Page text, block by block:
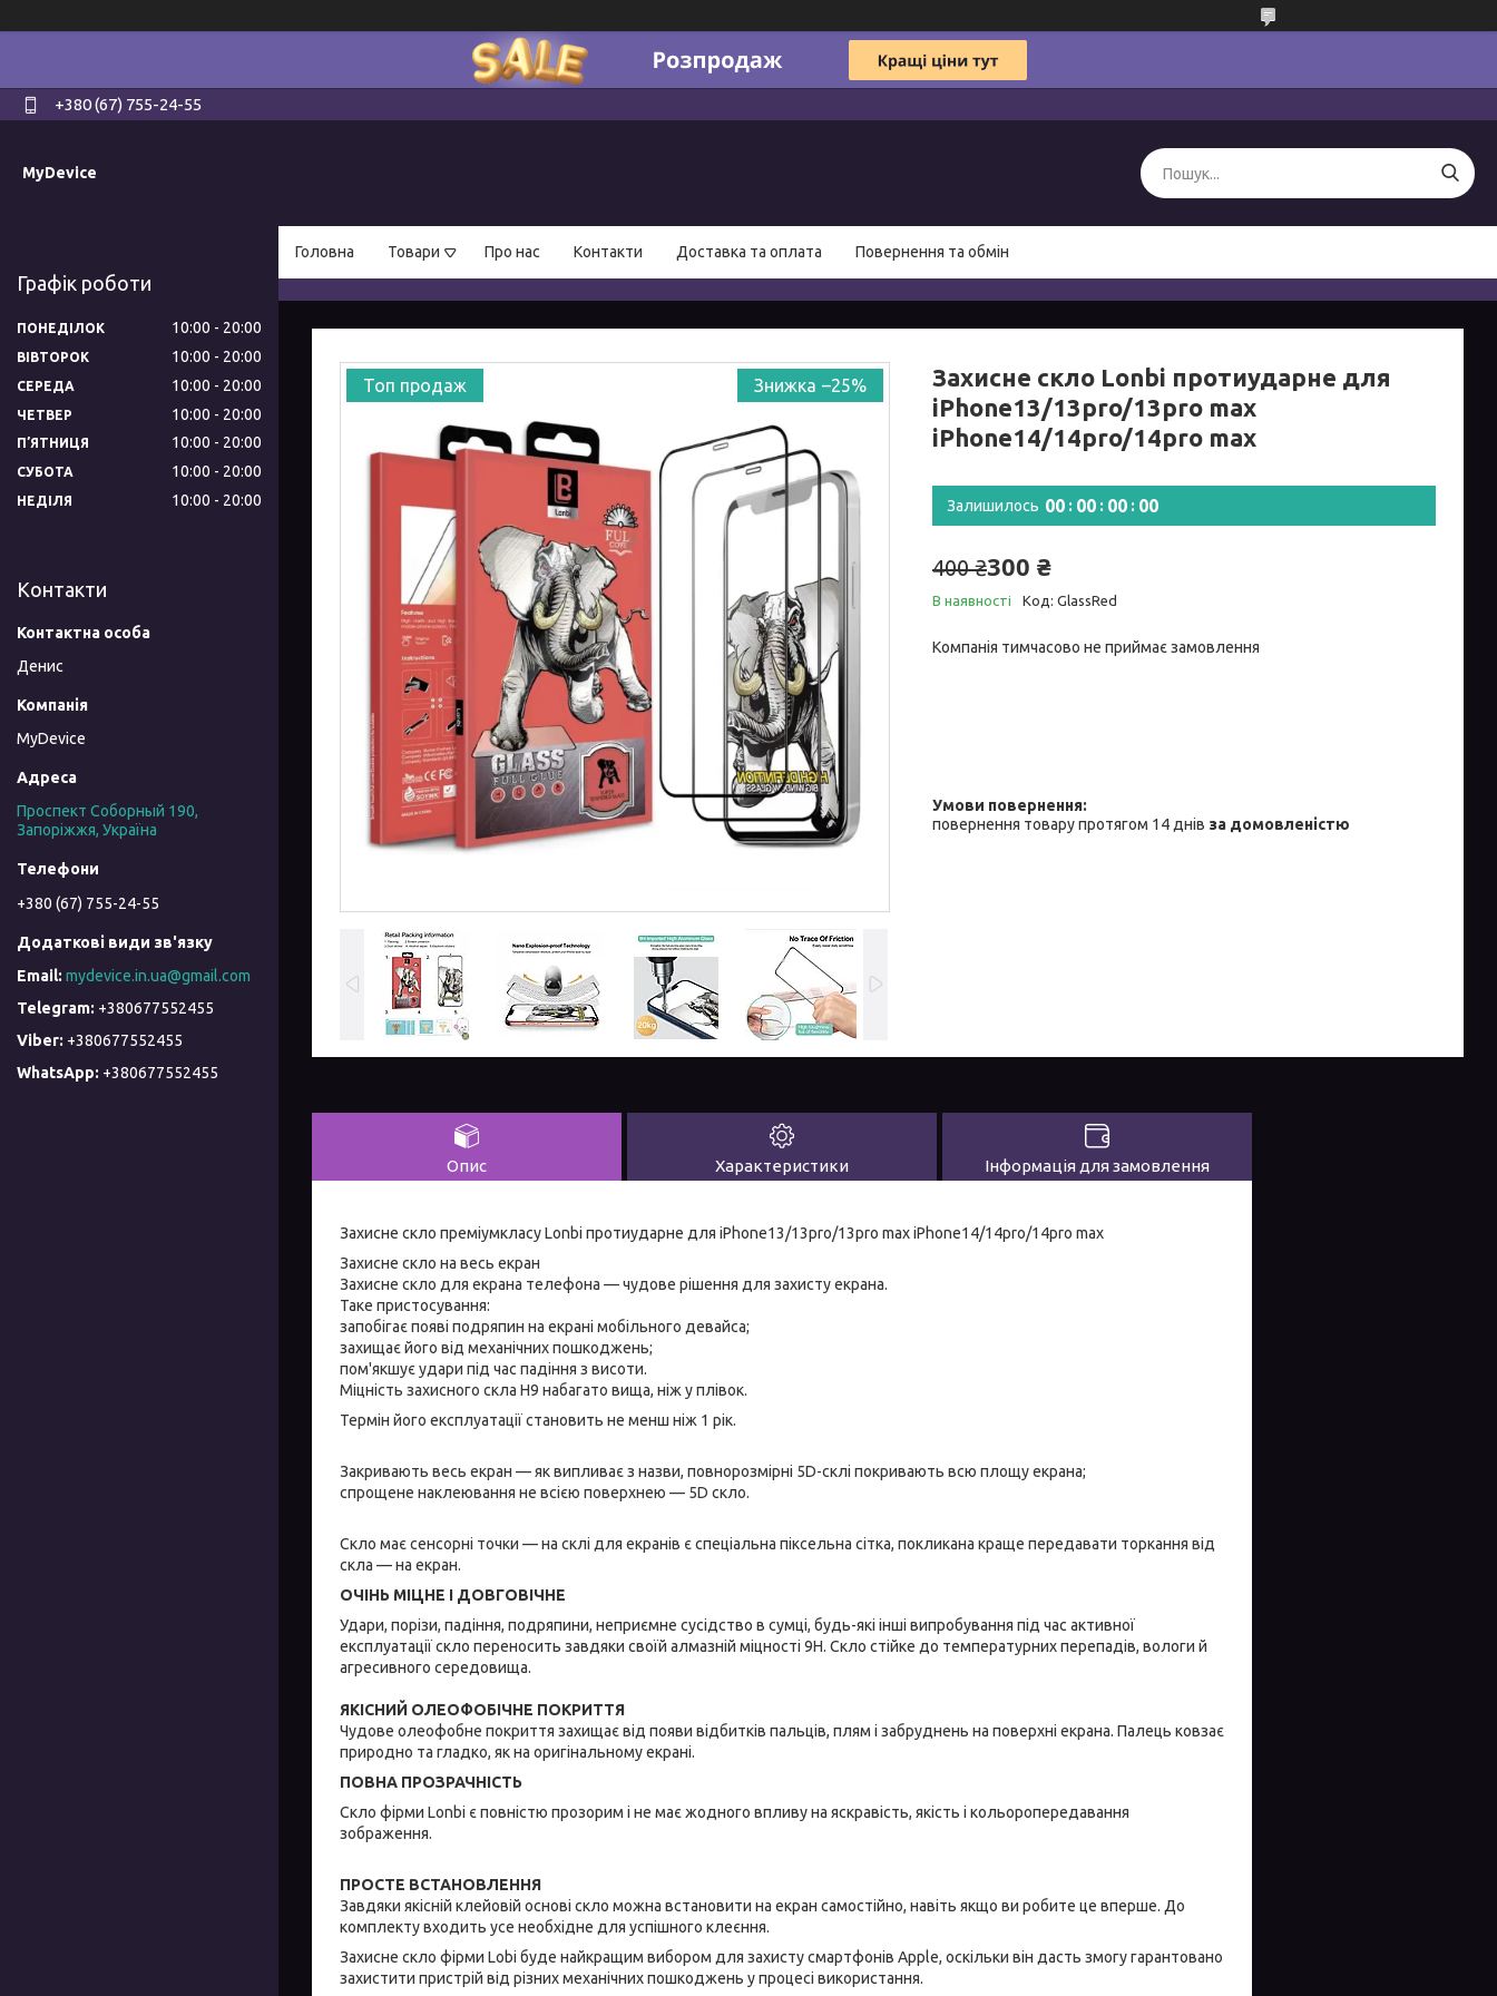
+380 (67) 755-24-55
MyDevice
Головна Товари Про нас Контакти Доставка та оплата Повернення та обмін
Топ продаж –25%
Захисне скло Lonbi протиударне для
iPhone13/13pro/13pro max
iPhone14/14pro/14pro max
Залишилось 00 00 00 00
400 ₴300 ₴
В наявності Код: GlassRed
Компанія тимчасово не приймає замовлення
повернення товару протягом 14 днів за домовленістю
Опис Характеристики Інформація для замовлення
Захисне скло преміумкласу Lonbi протиударне для iPhone13/13pro/13pro max iPhone14/14pro/14pro max
Захисне скло на весь екран
Захисне скло для екрана телефона — чудове рішення для захисту екрана.
Таке пристосування:
запобігає появі подряпин на екрані мобільного девайса;
захищає його від механічних пошкоджень;
пом'якшує удари під час падіння з висоти.
Міцність захисного скла H9 набагато вища, ніж у плівок.
Термін його експлуатації становить не менш ніж 1 рік.
Закривають весь екран — як випливає з назви, повнорозмірні 5D-склі покривають всю площу екрана;
спрощене наклеювання не всією поверхнею — 5D скло.
Скло має сенсорні точки — на склі для екранів є спеціальна піксельна сітка, покликана краще передавати торкання від
скла — на екран.
ОЧІНЬ МІЦНЕ І ДОВГОВІЧНЕ
Удари, порізи, падіння, подряпини, неприємне сусідство в сумці, будь-які інші випробування під час активної
експлуатації скло переносить завдяки своїй алмазній міцності 9Н. Скло стійке до температурних перепадів, вологи й
агресивного середовища.
ЯКІСНИЙ ОЛЕОФОБІЧНЕ ПОКРИТТЯ
Чудове олеофобне покриття захищає від появи відбитків пальців, плям і забруднень на поверхні екрана. Палець ковзає
природно та гладко, як на оригінальному екрані.
ПОВНА ПРОЗРАЧНІСТЬ
Скло фірми Lonbi є повністю прозорим і не має жодного впливу на яскравість, якість і кольоропередавання
зображення.
ПРОСТЕ ВСТАНОВЛЕННЯ
Завдяки якісній клейовій основі скло можна встановити на екран самостійно, навіть якщо ви робите це вперше. До
комплекту входить усе необхідне для успішного клеєння.
Захисне скло фірми Lobi буде найкращим вибором для захисту смартфонів Apple, оскільки він дасть змогу гарантовано
захистити пристрій від різних механічних пошкоджень у процесі використання.
Графік роботи
ПОНЕДІЛОК 10:00 20:00
ВІВТОРОК 10:00 20:00
СЕРЕДА 10:00 20:00
ЧЕТВЕР 10:00 20:00
ПʼЯТНИЦЯ 10:00 20:00
СУБОТА 10:00 20:00
НЕДІЛЯ 10:00 20:00
Контакти
Денис
MyDevice
Проспект Соборный 190,
Запоріжжя, Україна
+380 (67) 755-24-55
mydevice.in.ua@gmail.com
+380677552455
+380677552455
+380677552455